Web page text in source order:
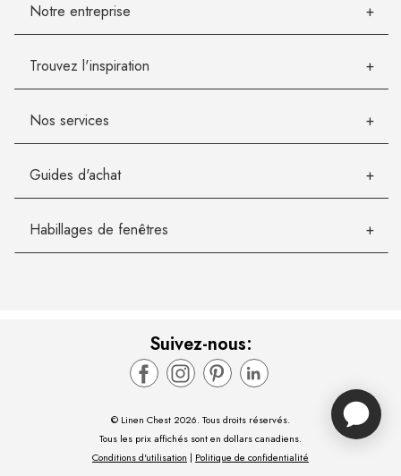
Notre entreprise
Trouvez l'inspiration
Nos services
Guides d'achat
Habillages de fenêtres
Suivez-nous:
© Linen Chest 2026. Tous droits réservés.
Tous les prix affichés sont en dollars canadiens.
Conditions d'utilisation | Politique de confidentialité